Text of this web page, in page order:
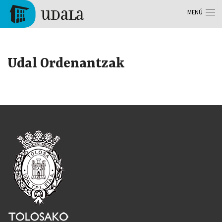
Pasar al contenido principal
Udal Ordenantzak
MENÚ